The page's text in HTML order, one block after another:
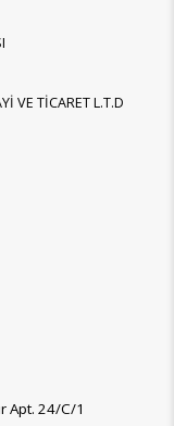
VE TİCARET L.T.D
Apt. 24/C/1